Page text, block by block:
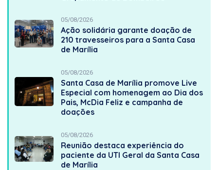
05/08/2026
Ação solidária garante doação de
210 travesseiros para a Santa Casa
de Marília
05/08/2026
Santa Casa de Marília promove Live
Especial com homenagem ao Dia dos
Pais, McDia Feliz e campanha de
doações
05/08/2026
Reunião destaca experiência do
paciente da UTI Geral da Santa Casa
de Marília